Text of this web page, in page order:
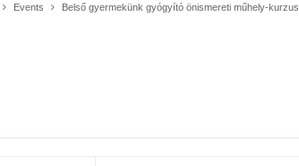
Events Belső gyermekünk gyógyító önismereti műhely-kurzus